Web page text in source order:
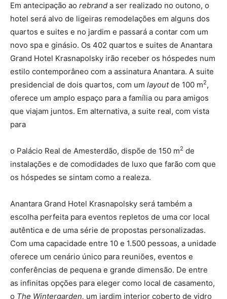
Em antecipação ao rebrand a ser realizado no outono, o
hotel será alvo de ligeiras remodelações em alguns dos
quartos e suites e no jardim e passará a contar com um
novo spa e ginásio. Os 402 quartos e suites de Anantara
Grand Hotel Krasnapolsky irão receber os hóspedes num
estilo contemporâneo com a assinatura Anantara. A suite
presidencial de dois quartos, com um layoutde 100 m2,
oferece um amplo espaço para a família ou para amigos
que viajam juntos. Em alternativa, a suite real, com vista
para
o Palácio Real de Amesterdão, dispõe de 150 m2 de
instalações e de comodidades de luxo que farão com que
os hóspedes se sintam como a realeza.
Anantara Grand Hotel Krasnapolsky será também a
escolha perfeita para eventos repletos de uma cor local
autêntica e de uma série de propostas personalizadas.
Com uma capacidade entre 10 e 1.500 pessoas, a unidade
oferece um cenário único para reuniões, eventos e
conferências de pequena e grande dimensão. De entre
as infinitas opções para eleger como local de casamento,
o The Wintergarden, um jardim interior coberto de vidro